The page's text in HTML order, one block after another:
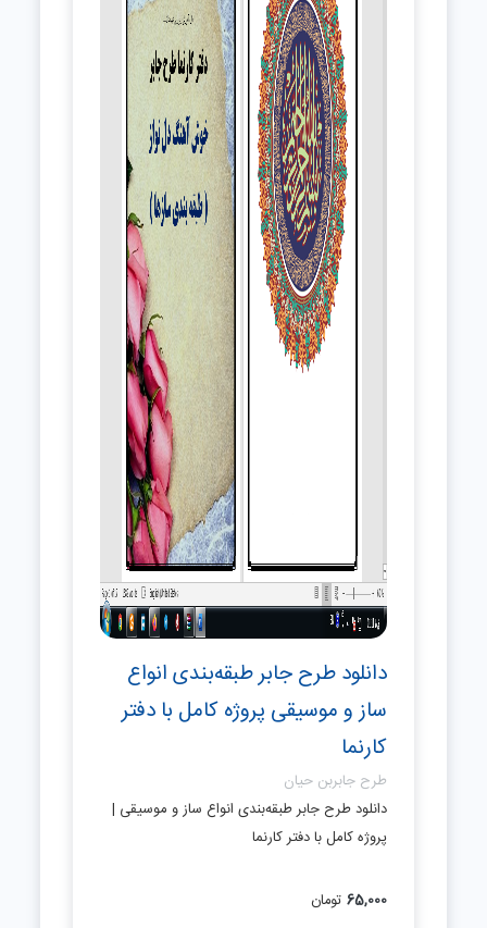
دانلود طرح جابر طبقه‌بندی انواع
ساز و موسیقی پروژه کامل با دفتر
کارنما
طرح جابربن حیان
دانلود طرح جابر طبقه‌بندی انواع ساز و موسیقی |
پروژه کامل با دفتر کارنما
65,000 تومان